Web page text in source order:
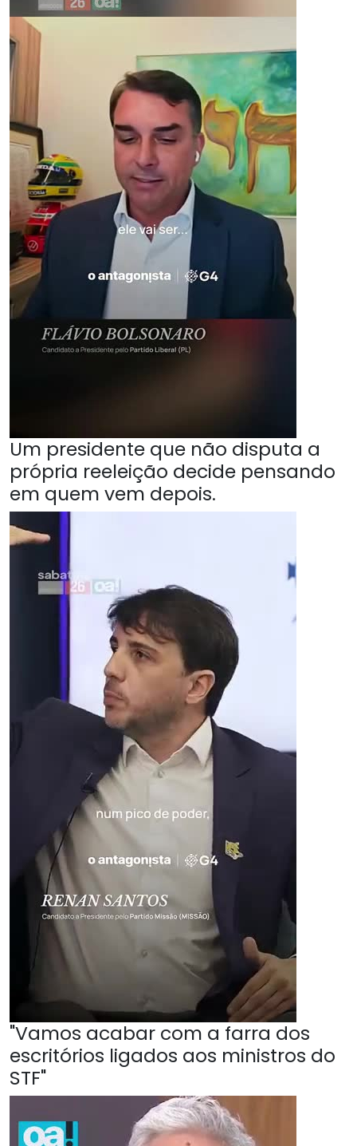
Um presidente que não disputa a
própria reeleição decide pensando
em quem vem depois.
"Vamos acabar com a farra dos
escritórios ligados aos ministros do
STF"